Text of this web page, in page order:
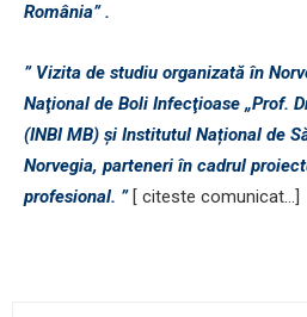
România” .
” Vizita de studiu organizată în
Naţional de Boli Infecţioase „Prof.
(INBI MB) și Institutul Național de
Norvegia, parteneri în cadrul
profesional. ” [ citeste comunicat…]